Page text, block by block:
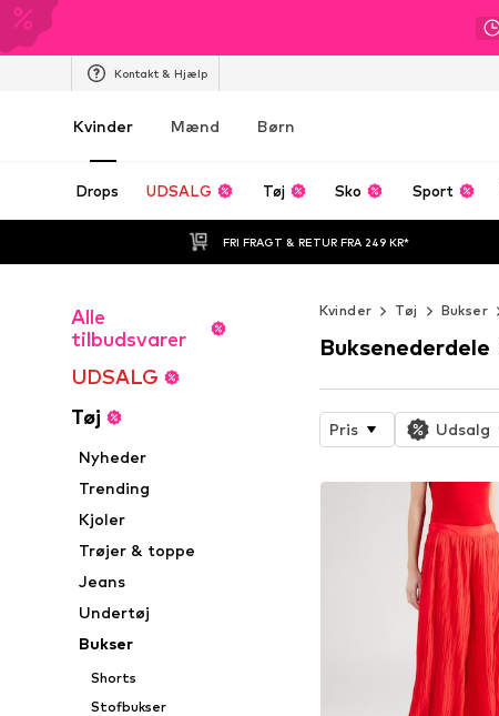
Kontakt & Hjælp
Kvinder Mænd Børn
Drops UDSALG Tøj Sko Sport
FRI FRAGT & RETUR FRA 249 KR*
Alle
tilbudsvarer
UDSALG
Tøj
Nyheder
Trending
Kjoler
Trøjer & toppe
Jeans
Undertøj
Bukser
Shorts
Stofbukser
Kvinder Tøj Bukser
Buksenederdele
Pris Udsalg